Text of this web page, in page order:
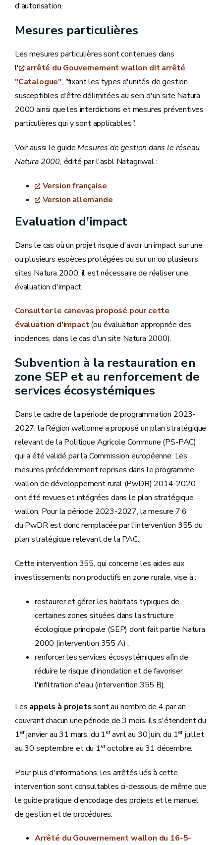
d'autorisation.
Mesures particulières
Les mesures particulières sont contenues dans
l'
arrêté du Gouvernement wallon dit arrêté
"Catalogue", "fixant les types d'unités de gestion
susceptibles d'être délimitées au sein d'un site Natura
2000 ainsi que les interdictions et mesures préventives
particulières qui y sont applicables".
Voir aussi le guideMesures de gestion dans le réseau
Natura 2000, édité par l'asbl Natagriwal :
Version française
Version allemande
Evaluation d'impact
Dans le cas où un projet risque d'avoir un impact sur une
ou plusieurs espèces protégées ou sur un ou plusieurs
sites Natura 2000, il est nécessaire de réaliser une
évaluation d'impact.
Consulter le canevas proposé pour cette
évaluation d'impact(ou évaluation appropriée des
incidences, dans le cas d'un site Natura 2000).
Subvention à la restauration en
zone SEP et au renforcement de
services écosystémiques
Dans le cadre de la période de programmation 2023-
2027, la Région wallonne a proposé un plan stratégique
relevant de la Politique Agricole Commune (PS-PAC)
qui a été validé par la Commission européenne. Les
mesures précédemment reprises dans le programme
wallon de développement rural (PwDR) 2014-2020
ont été revues et intégrées dans le plan stratégique
wallon. Pour la période 2023-2027, la mesure 7.6
du PwDR est donc remplacée par l'intervention 355 du
plan stratégique relevant de la PAC.
Cette intervention 355, qui concerne les aides aux
investissements non productifs en zone rurale, vise à :
restaurer et gérer les habitats typiques de
certaines zones situées dans la structure
écologique principale (SEP) dont fait partie Natura
2000 (intervention 355 A) ;
renforcer les services écosystémiques afin de
réduire le risque d'inondation et de favoriser
l'infiltration d'eau (intervention 355 B).
Les appels à projetssont au nombre de 4 par an
couvrant chacun une période de 3 mois. Ils s'étendent du
1erjanvier au 31 mars, du 1eravril au 30 juin, du 1erjuillet
au 30 septembre et du 1eroctobre au 31 décembre.
Pour plus d'informations, les arrêtés liés à cette
intervention sont consultables ci-dessous, de même que
le guide pratique d'encodage des projets et le manuel
de gestion et de procédures.
Arrêté du Gouvernement wallon du 16-5-